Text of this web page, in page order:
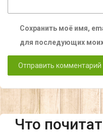
Сохранить моё имя,
для последующих
Что